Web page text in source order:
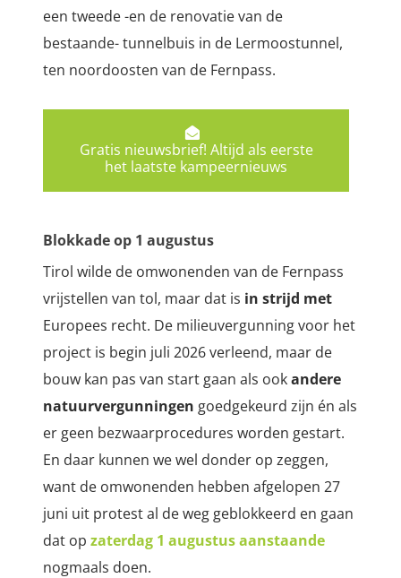
een tweede -en de renovatie van de
bestaande- tunnelbuis in de Lermoostunnel,
ten noordoosten van de Fernpass.
Gratis nieuwsbrief! Altijd als eerste
het laatste kampeernieuws
Blokkade op 1 augustus
Tirol wilde de omwonenden van de Fernpass
vrijstellen van tol, maar dat is in strijd met
Europees recht. De milieuvergunning voor het
project is begin juli 2026 verleend, maar de
bouw kan pas van start gaan als ookandere
natuurvergunningen goedgekeurd zijn én als
er geen bezwaarprocedures worden gestart.
En daar kunnen we wel donder op zeggen,
want de omwonenden hebben afgelopen 27
juni uit protest al de weg geblokkeerd en gaan
dat op zaterdag 1 augustus aanstaande
nogmaals doen.